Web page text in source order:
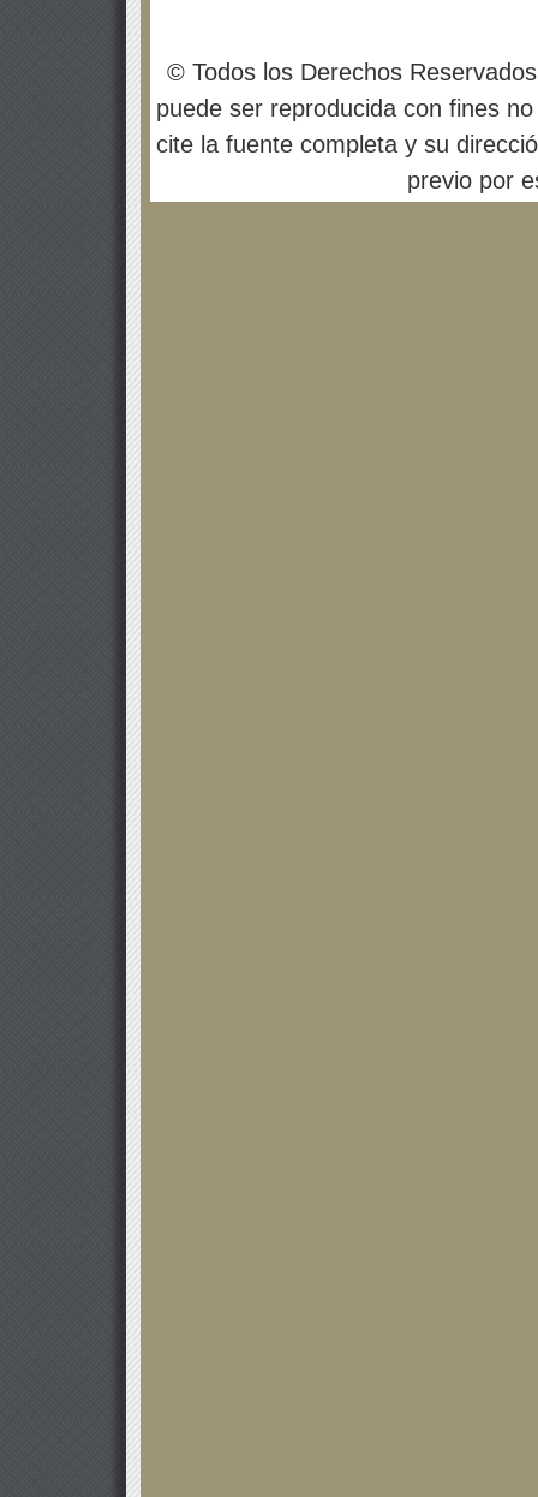
© Todos los Derechos
puede ser reproducida con fines
cite la fuente completa y su
previo por